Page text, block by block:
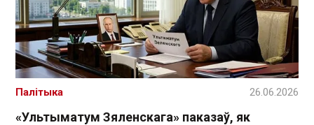
«Ультыматум Зяленскага» паказаў, як
Палітыка 26.06.2026